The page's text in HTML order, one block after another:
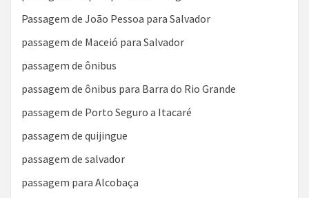
Passagem de João Pessoa para Salvador
passagem de Maceió para Salvador
passagem de ônibus
passagem de ônibus para Barra do Rio Grande
passagem de Porto Seguro a Itacaré
passagem de quijingue
passagem de salvador
passagem para Alcobaça